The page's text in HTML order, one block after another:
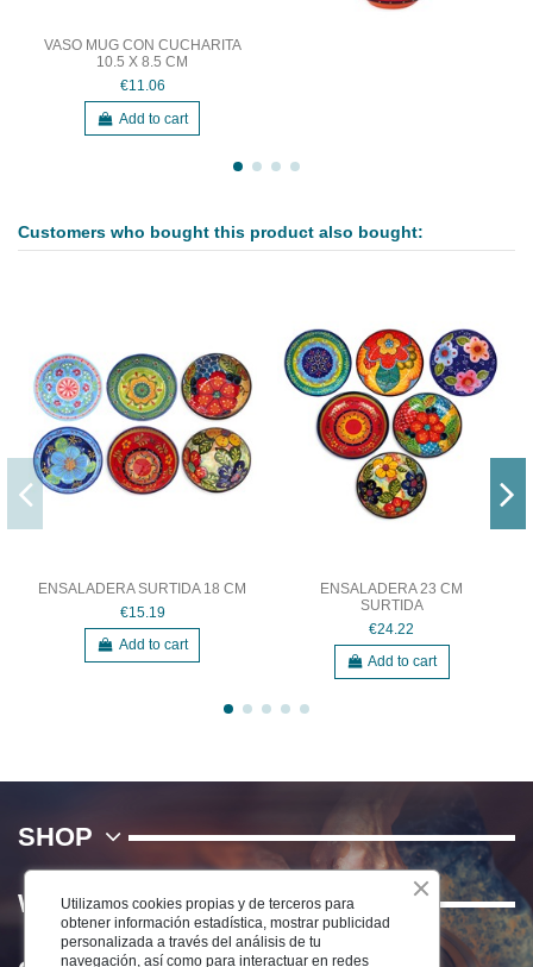
VASO MUG CON CUCHARITA
10.5 X 8.5 CM
€11.06
Add to cart
Customers who bought this product also bought:
ENSALADERA SURTIDA 18 CM
€15.19
Add to cart
ENSALADERA 23 CM
SURTIDA
€24.22
Add to cart
SHOP
WE
Utilizamos cookies propias y de terceros para
obtener información estadística, mostrar publicidad
personalizada a través del análisis de tu
navegación, así como para interactuar en redes